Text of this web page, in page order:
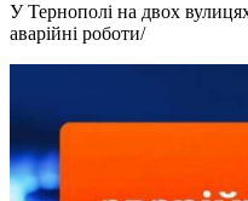
У Тернополі на двох
аварійні роботи/